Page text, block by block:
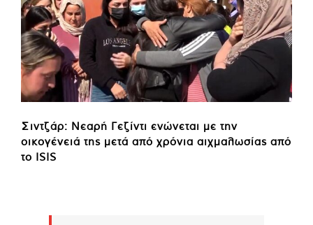
Σιντζάρ: Νεαρή Γεζίντι ενώνεται με την
οικογένειά της μετά από χρόνια αιχμαλωσίας από
το ISIS